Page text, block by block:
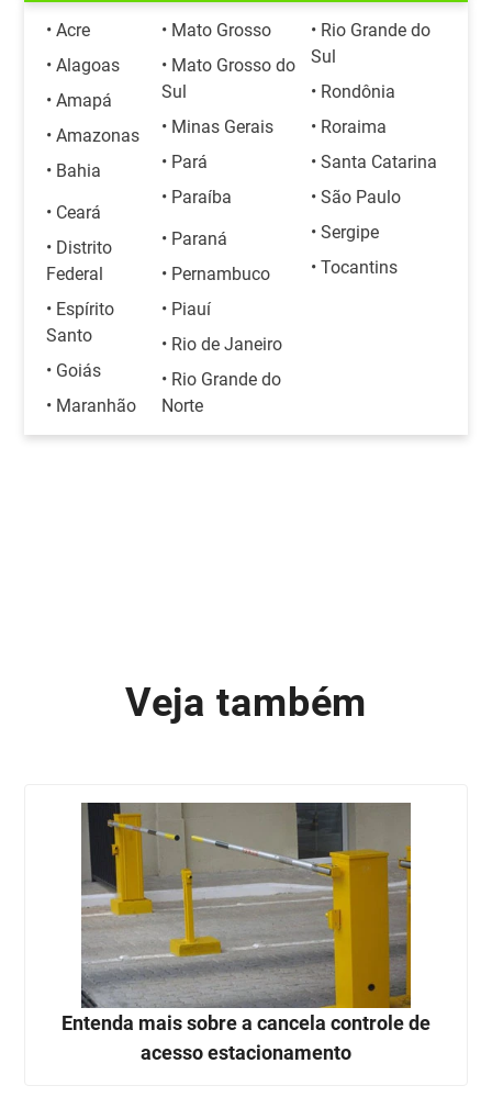
• Acre
• Alagoas
• Amapá
• Amazonas
• Bahia
• Ceará
• Distrito
Federal
• Espírito
Santo
• Goiás
• Maranhão
• Mato Grosso
• Mato Grosso do
Sul
• Minas Gerais
• Pará
• Paraíba
• Paraná
• Pernambuco
• Piauí
• Rio de Janeiro
• Rio Grande do
Norte
• Rio Grande do
Sul
• Rondônia
• Roraima
• Santa Catarina
• São Paulo
• Sergipe
• Tocantins
Veja também
Entenda mais sobre a cancela controle de
acesso estacionamento